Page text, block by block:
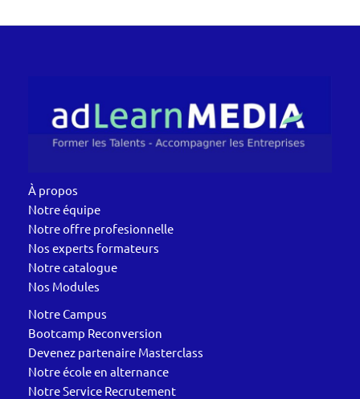
À propos
Notre équipe
Notre offre profesionnelle
Nos experts formateurs
Notre catalogue
Nos Modules
Notre Campus
Bootcamp Reconversion
Devenez partenaire Masterclass
Notre école en alternance
Notre Service Recrutement